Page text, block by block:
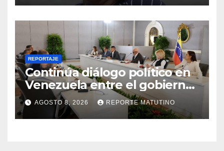
REPORTAJE
Continúa diálogo político en
Venezuela entre el gobierno
y la oposición
AGOSTO 8, 2026 REPORTE MATUTINO